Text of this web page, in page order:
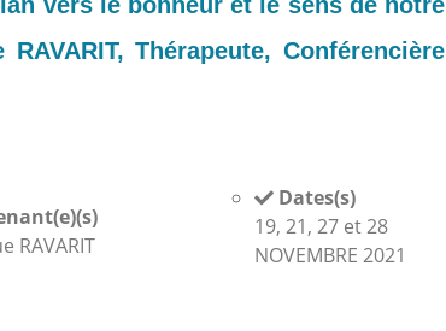
RAVARIT, Thérapeute, Conférencière
RAVARIT
Dates(s)
19, 21, 27 et 28
NOVEMBRE 2021